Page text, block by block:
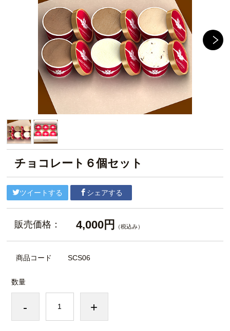
チョコレート６個セット
ツイートする シェアする
販売価格： 4,000円 （税込み）
商品コード SCS06
数量
- +